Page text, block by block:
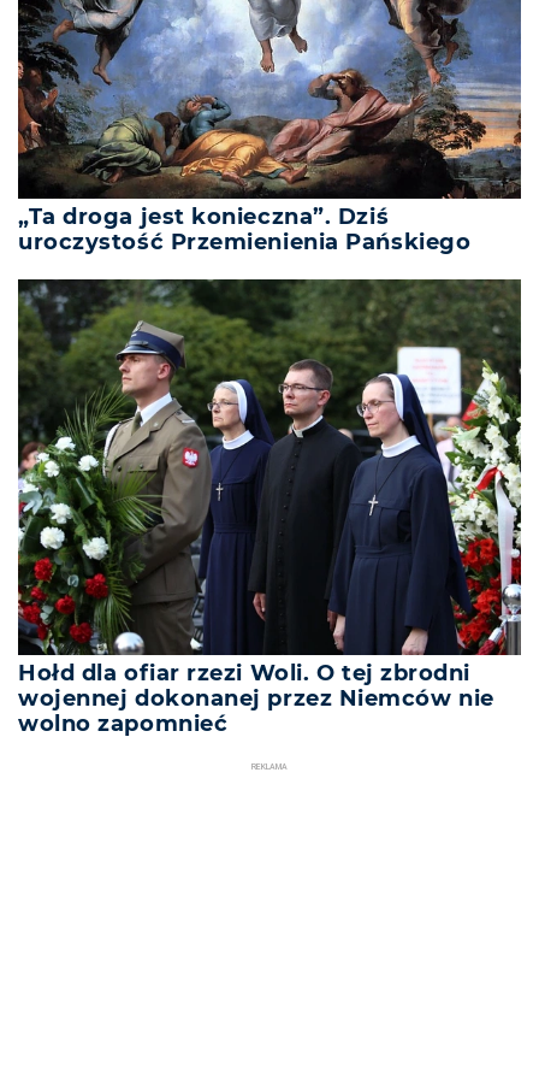
„Ta droga jest konieczna”. Dziś
uroczystość Przemienienia Pańskiego
Hołd dla ofiar rzezi Woli. O tej zbrodni
wojennej dokonanej przez Niemców nie
wolno zapomnieć
REKLAMA